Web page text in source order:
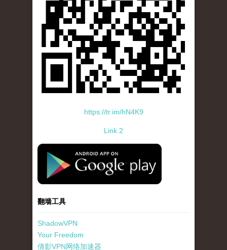
https://tr.im/hN4K9
Link 2
standard-icon-googleplay-app-store.png
翻墙工具
ShadowVPN
Your Freedom
倩影VPN网络加速器